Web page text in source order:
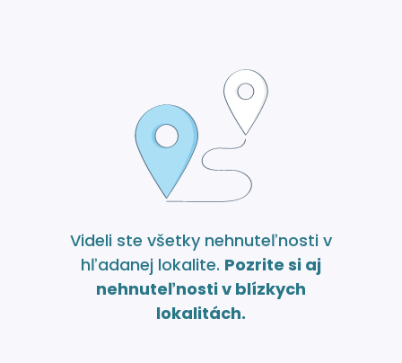
Videli ste všetky nehnuteľnosti v
hľadanej lokalite. Pozrite si aj
nehnuteľnosti v blízkych
lokalitách.